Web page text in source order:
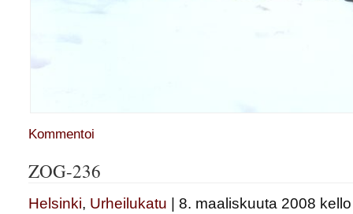
Kommentoi
ZOG-236
Helsinki, Urheilukatu | 8. maaliskuuta 2008